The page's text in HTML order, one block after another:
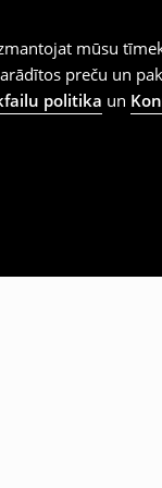
mūsu
preču un
politika un